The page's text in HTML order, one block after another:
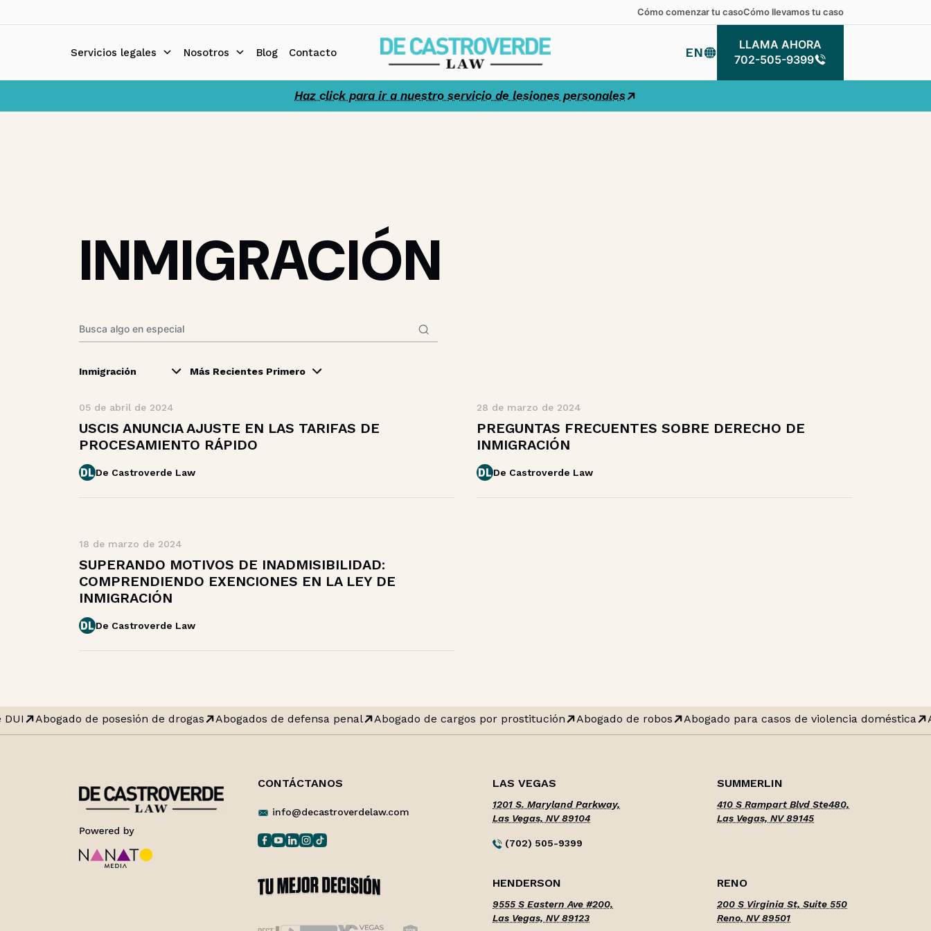
al
Cómo comenzar tu casoCómo llevamos tu caso
Servicios legales Nosotros Blog Contacto EN
LLAMA AHORA
LLAMA AHORA
702-505-9399
Haz click para ir a nuestro servicio de lesiones personales
INMIGRACIÓN
Inmigración Más Recientes Primero
05 de abril de 2024
USCIS ANUNCIA AJUSTE EN LAS TARIFAS DE
PROCESAMIENTO RÁPIDO
De Castroverde Law
28 de marzo de 2024
PREGUNTAS FRECUENTES SOBRE DERECHO DE
INMIGRACIÓN
De Castroverde Law
18 de marzo de 2024
SUPERANDO MOTIVOS DE INADMISIBILIDAD:
COMPRENDIENDO EXENCIONES EN LA LEY DE
INMIGRACIÓN
De Castroverde Law
Abogado de posesión de drogas Abogados de defensa penal Abogado de cargos por prostitución Abogado de robos Abogado para casos de violencia doméstica
CONTÁCTANOS
info@decastroverdelaw.com
LAS VEGAS
1201 S. Maryland Parkway,
Las Vegas, NV 89104
(702) 505-9399
SUMMERLIN
410 S Rampart Blvd Ste480,
Las Vegas, NV 89145
HENDERSON
9555 S Eastern Ave #200,
Las Vegas, NV 89123
RENO
200 S Virginia St, Suite 550
Reno, NV 89501